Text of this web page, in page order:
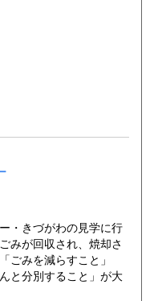
・きづがわの見学に行
みが回収され、焼却さ
ごみを減らすこと」
と分別すること」が大